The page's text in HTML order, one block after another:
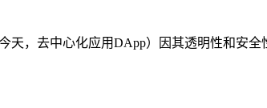
，去中心化应用DApp）因其透明性和安